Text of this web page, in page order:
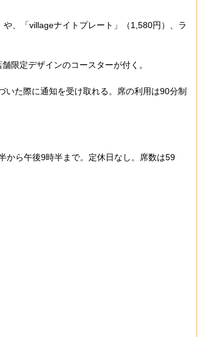
、「villageナイトプレート」（1,580円）、ラ
限定デザインのコースターが付く。
た際に通知を受け取れる。席の利用は90分制
から午後9時半まで。定休日なし。席数は59